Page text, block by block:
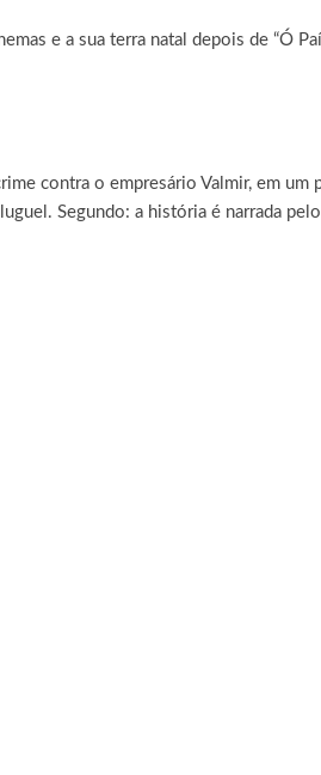
e a sua terra natal depois de “Ó
contra o empresário Valmir, em
Segundo: a história é narrada